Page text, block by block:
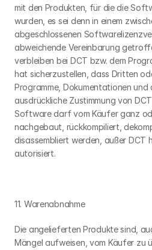
mit den Produkten, für die die
wurden, es sei denn in einem
abgeschlossenen
abweichende Vereinbarung
verbleiben bei DCT bzw. dem
hat sicherzustellen, dass Dritten
Programme, Dokumentationen und
ausdrückliche Zustimmung von
Software darf vom Käufer ganz
nachgebaut, rückkompiliert,
disassembliert werden, außer DCT
autorisiert.
11. Warenabnahme
Die angelieferten Produkte sind,
Mängel aufweisen, vom Käufer zu